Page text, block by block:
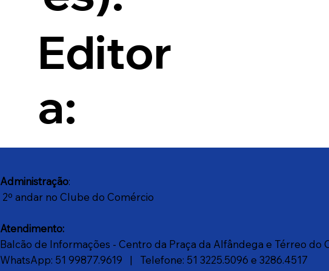
Editor
a:
Administração:
2º andar no Clube do Comércio
Atendimento:
Balcão de Informações - Centro da Praça da Alfândega e Térreo do
WhatsApp: 51 99877.9619
| Telefone: 51 3225.5096 e 3286.4517